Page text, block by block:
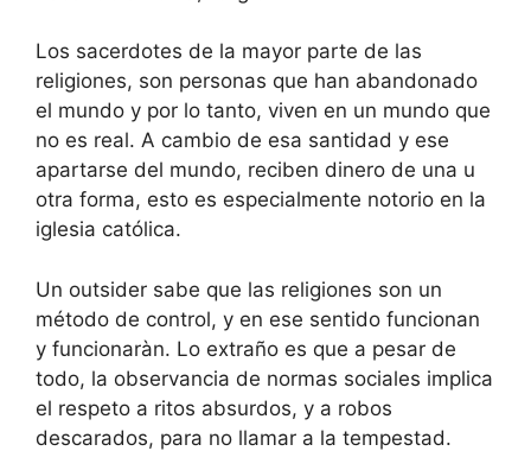
Los sacerdotes de la mayor parte de las
religiones, son personas que han abandonado
el mundo y por lo tanto, viven en un mundo que
no es real. A cambio de esa santidad y ese
apartarse del mundo, reciben dinero de una u
otra forma, esto es especialmente notorio en la
iglesia católica.
Un outsider sabe que las religiones son un
método de control, y en ese sentido funcionan
y funcionaràn. Lo extraño es que a pesar de
todo, la observancia de normas sociales implica
el respeto a ritos absurdos, y a robos
descarados, para no llamar a la tempestad.